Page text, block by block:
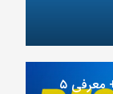
آیا آیفون ویروسی می‌شود؟ + معرفی ۵